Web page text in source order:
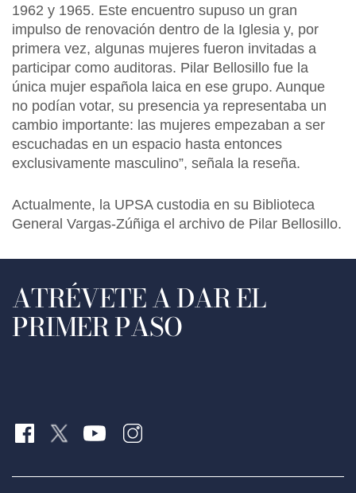
1962 y 1965. Este encuentro supuso un gran
impulso de renovación dentro de la Iglesia y, por
primera vez, algunas mujeres fueron invitadas a
participar como auditoras. Pilar Bellosillo fue la
única mujer española laica en ese grupo. Aunque
no podían votar, su presencia ya representaba un
cambio importante: las mujeres empezaban a ser
escuchadas en un espacio hasta entonces
exclusivamente masculino”, señala la reseña.
Actualmente, la UPSA custodia en su Biblioteca
General Vargas-Zúñiga el archivo de Pilar Bellosillo.
ATRÉVETE A DAR EL
PRIMER PASO